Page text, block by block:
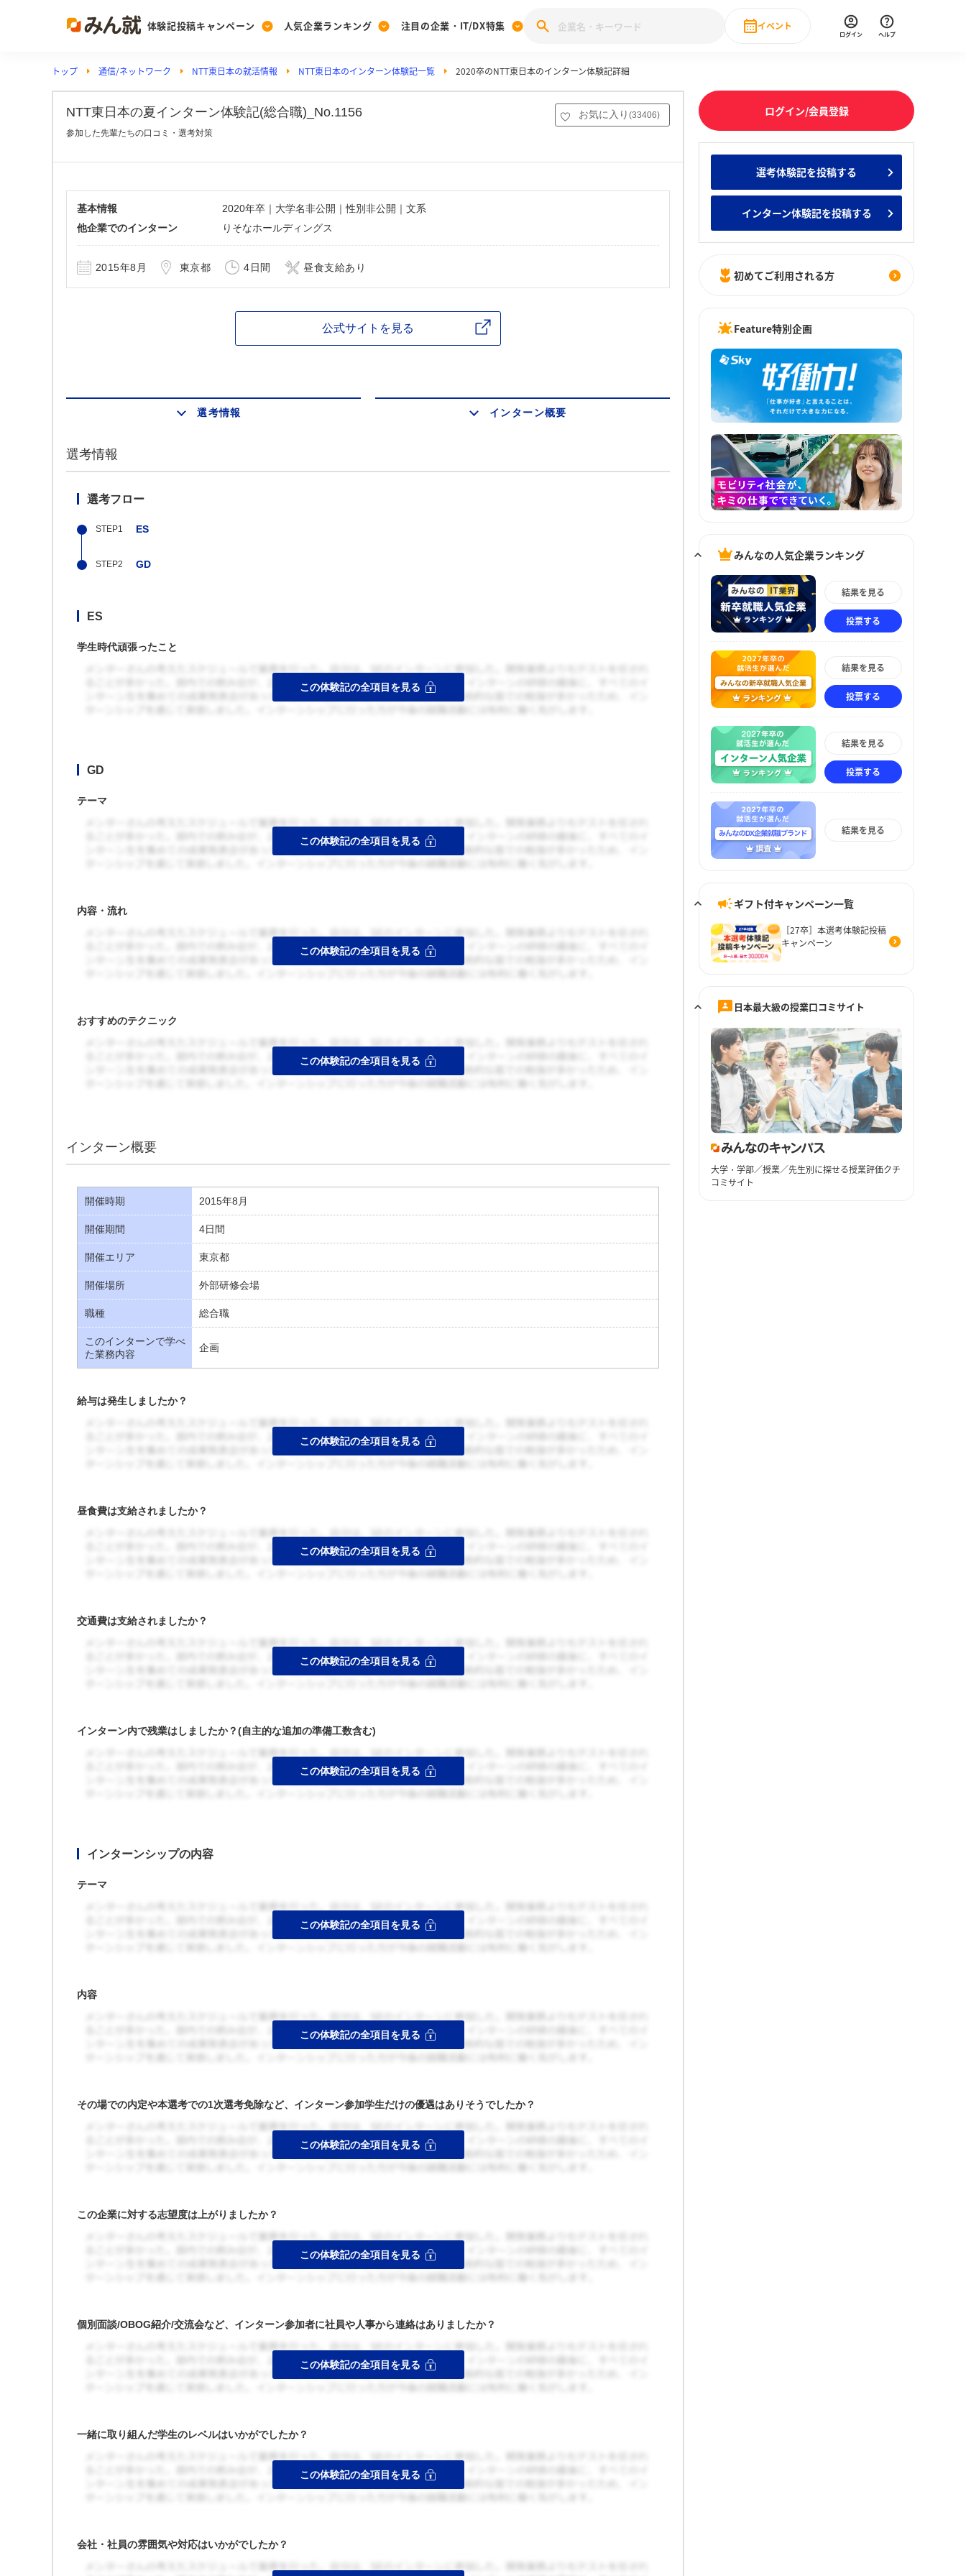
体験記投稿キャンペーン
Post
投稿する
[27卒] 本選考体験記投稿キャンペーン
人気企業ランキング
Ranking
ランキングを見る
Vote
投票する
みんなの新卒就職人気企業ランキング みんなのインターン人気企業ランキ
注目の企業・IT/DX特集
PickUp
注目の企業特集
28卒 IT・DX現場社員インタビュー
動画で知ろう！業界・企業研究
イベント
直近のイベント一覧
ログイン ヘルプ
トップ 通信/ネットワーク NTT東日本の就活情報 NTT東日本のインターン体験記一覧 2020卒のNTT東日本のインターン体験記詳細
NTT東日本の夏インターン体験記(総合職)_No.1156 お気に入り (33406)
参加した先輩たちの口コミ・選考対策
基本情報
2020年卒｜大学名非公開｜性別非公開｜文系
他企業でのインターン
りそなホールディングス
2015年8月 東京都 4日間 昼食支給あり
公式サイトを見る
選考情報 インターン概要
選考情報
選考フロー
ES
GD
ES
学生時代頑張ったこと
GD
テーマ
内容・流れ
おすすめのテクニック
インターン概要
開催時期 2015年8月
開催期間 4日間
開催エリア 東京都
開催場所 外部研修会場
職種 総合職
このインターンで学べ
た業務内容
企画
給与は発生しましたか？
昼食費は支給されましたか？
交通費は支給されましたか？
インターン内で残業はしましたか？(自主的な追加の準備工数含む)
インターンシップの内容
テーマ
内容
その場での内定や本選考での1次選考免除など、インターン参加学生だけの優遇はありそうでしたか？
この企業に対する志望度は上がりましたか？
個別面談/OBOG紹介/交流会など、インターン参加者に社員や人事から連絡はありましたか？
一緒に取り組んだ学生のレベルはいかがでしたか？
会社・社員の雰囲気や対応はいかがでしたか？
ログイン/会員登録
選考体験記を投稿する
インターン体験記を投稿する
初めてご利用される方
Feature特別企画
みんなの人気企業ランキング
結果を見る
投票する
結果を見る
投票する
結果を見る
投票する
結果を見る
ギフト付キャンペーン一覧
［27卒］本選考体験記投稿
キャンペーン
日本最大級の授業口コミサイト
大学・学部／授業／先生別に探せる授業評価クチ
コミサイト